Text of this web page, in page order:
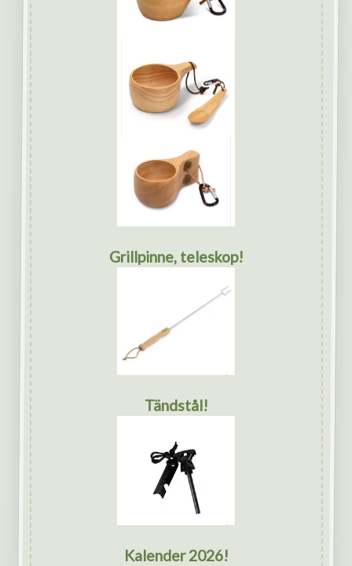
Grillpinne, teleskop!
Tändstål!
Kalender 2026!